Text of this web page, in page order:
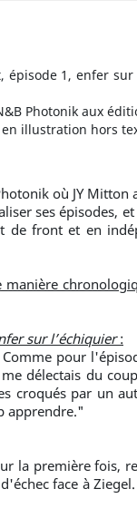
épisode 1, enfer
Photonik aux
illustration hors
où JY
ses épisodes,
de front et en
manière
sur l’échiquier:
pour
délectais du
croqués par un
apprendre."
la première fois,
face à